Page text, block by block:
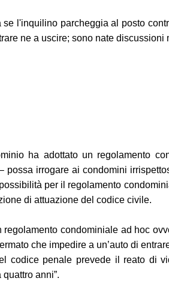
se l'inquilino parcheggia al posto
ne a uscire; sono nate
ha adottato un regolamento
possa irrogare ai condomini
per il regolamento
di attuazione del codice civile.
regolamento condominiale ad hoc
che impedire a un’auto di
codice penale prevede il reato di
anni”.